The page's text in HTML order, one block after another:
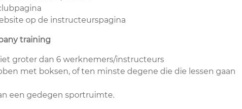
op de instructeurspagina
training
groter dan 6 werknemers/instructeurs
met boksen, of ten minste degene die die lessen gaan
een gedegen sportruimte.